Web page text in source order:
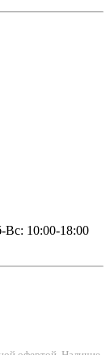
10:00-18:00